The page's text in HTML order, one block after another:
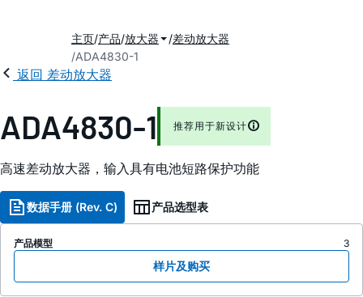
主页 产品 放大器
差动放大器
ADA4830-1
返回 差动放大器
ADA4830-1 推荐用于新设计
高速差动放大器，输入具有电池短路保护功能
数据手册 (Rev. C) 产品选型表
产品模型 3
样片及购买